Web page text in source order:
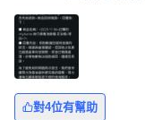
對4位有幫助